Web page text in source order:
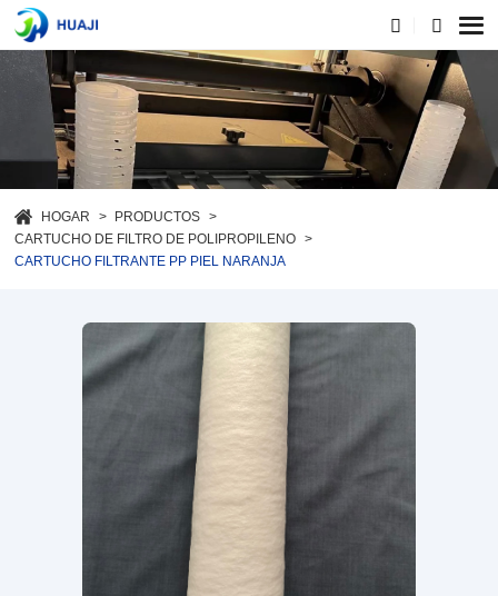
HOGAR
PRODUCTOS
CARTUCHO DE FILTRO DE POLIPROPILENO
CARTUCHO FILTRANTE PP PIEL NARANJA